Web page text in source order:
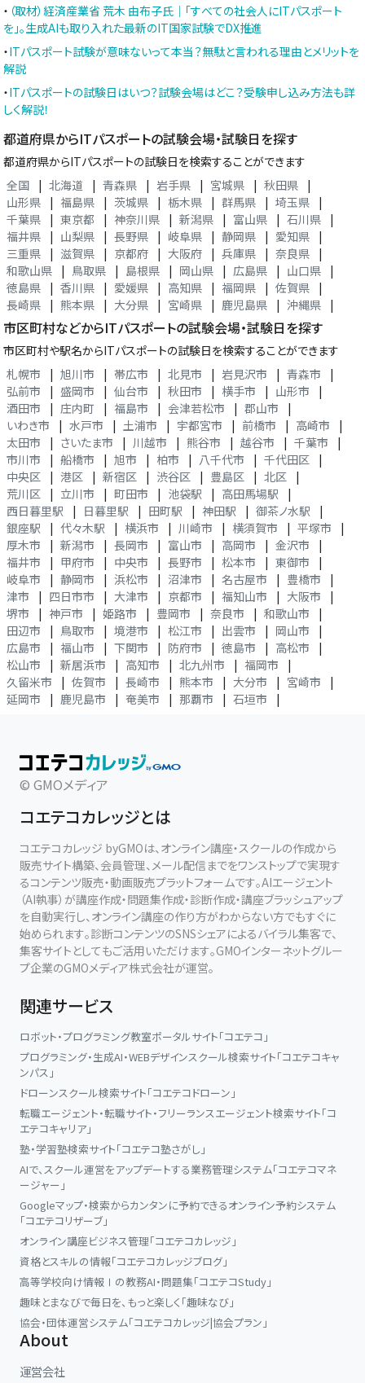
・ （取材）経済産業省 荒木 由布子氏｜「すべての社会人にITパスポート
を」。生成AIも取り入れた最新のIT国家試験でDX推進
・ITパスポート試験が意味ないって本当？無駄と言われる理由とメリットを
解説
・ITパスポートの試験日はいつ？試験会場はどこ？受験申し込み方法も詳
しく解説！
都道府県からITパスポートの試験会場・試験日を探す
都道府県からITパスポートの試験日を検索することができます
全国
| 北海道 | 青森県 | 岩手県 | 宮城県 | 秋田県
|
山形県
| 福島県 | 茨城県 | 栃木県 | 群馬県 | 埼玉県
|
千葉県
| 東京都 | 神奈川県 | 新潟県 | 富山県 | 石川県
|
福井県
| 山梨県 | 長野県 | 岐阜県 | 静岡県 | 愛知県
|
三重県
| 滋賀県 | 京都府 | 大阪府 | 兵庫県 | 奈良県
|
和歌山県
| 鳥取県 | 島根県 | 岡山県 | 広島県 | 山口県
|
徳島県
| 香川県 | 愛媛県 | 高知県 | 福岡県 | 佐賀県
|
長崎県
| 熊本県 | 大分県 | 宮崎県 | 鹿児島県 | 沖縄県 |
市区町村などからITパスポートの試験会場・試験日を探す
市区町村や駅名からITパスポートの試験日を検索することができます
札幌市
| 旭川市 | 帯広市 | 北見市 | 岩見沢市 | 青森市
|
弘前市
| 盛岡市 | 仙台市 | 秋田市 | 横手市 | 山形市
|
酒田市
| 庄内町 | 福島市 | 会津若松市 | 郡山市
|
いわき市
| 水戸市 | 土浦市 | 宇都宮市 | 前橋市 | 高崎市
|
太田市
| さいたま市 | 川越市 | 熊谷市 | 越谷市 | 千葉市
|
市川市
| 船橋市 | 旭市 | 柏市 | 八千代市 | 千代田区
|
中央区
| 港区 | 新宿区 | 渋谷区 | 豊島区 | 北区
|
荒川区
| 立川市 | 町田市 | 池袋駅 | 高田馬場駅
|
西日暮里駅
| 日暮里駅 | 田町駅 | 神田駅 | 御茶ノ水駅
|
銀座駅
| 代々木駅 | 横浜市 | 川崎市 | 横須賀市 | 平塚市
|
厚木市
| 新潟市 | 長岡市 | 富山市 | 高岡市 | 金沢市
|
福井市
| 甲府市 | 中央市 | 長野市 | 松本市 | 東御市
|
岐阜市
| 静岡市 | 浜松市 | 沼津市 | 名古屋市 | 豊橋市
|
津市
| 四日市市 | 大津市 | 京都市 | 福知山市 | 大阪市
|
堺市
| 神戸市 | 姫路市 | 豊岡市 | 奈良市 | 和歌山市
|
田辺市
| 鳥取市 | 境港市 | 松江市 | 出雲市 | 岡山市
|
広島市
| 福山市 | 下関市 | 防府市 | 徳島市 | 高松市
|
松山市
| 新居浜市 | 高知市 | 北九州市 | 福岡市
|
久留米市
| 佐賀市 | 長崎市 | 熊本市 | 大分市 | 宮崎市
|
延岡市
| 鹿児島市 | 奄美市 | 那覇市 | 石垣市 |
© GMOメディア
コエテコカレッジとは
コエテコカレッジ byGMOは、オンライン講座・スクールの作成から
販売サイト構築、会員管理、メール配信までをワンストップで実現す
るコンテンツ販売・動画販売プラットフォームです。AIエージェント
（AI執事）が講座作成・問題集作成・診断作成・講座ブラッシュアップ
を自動実行し、オンライン講座の作り方がわからない方でもすぐに
始められます。診断コンテンツのSNSシェアによるバイラル集客で、
集客サイトとしてもご活用いただけます。GMOインターネットグルー
プ企業のGMOメディア株式会社が運営。
関連サービス
ロボット・プログラミング教室ポータルサイト「コエテコ」
プログラミング・生成AI・WEBデザインスクール検索サイト「コエテコキャ
ンパス」
ドローンスクール検索サイト「コエテコドローン」
転職エージェント・転職サイト・フリーランスエージェント検索サイト「コ
エテコキャリア」
塾・学習塾検索サイト「コエテコ塾さがし」
AIで、スクール運営をアップデートする業務管理システム「コエテコマネ
ージャー」
Googleマップ・検索からカンタンに予約できるオンライン予約システム
「コエテコリザーブ」
オンライン講座ビジネス管理「コエテコカレッジ」
資格とスキルの情報「コエテコカレッジブログ」
高等学校向け情報Ⅰの教務AI・問題集「コエテコStudy」
趣味とまなびで毎日を、もっと楽しく「趣味なび」
協会・団体運営システム「コエテコカレッジ|協会プラン」
About
運営会社